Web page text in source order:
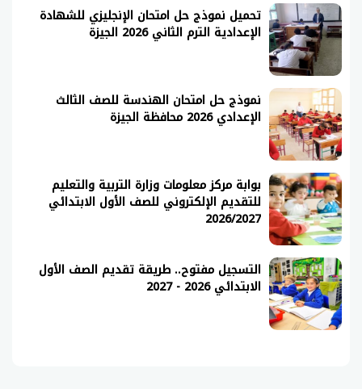
تحميل نموذج حل امتحان الإنجليزي للشهادة
الإعدادية الترم الثاني 2026 الجيزة
نموذج حل امتحان الهندسة للصف الثالث
الإعدادي 2026 محافظة الجيزة
بوابة مركز معلومات وزارة التربية والتعليم
للتقديم الإلكتروني للصف الأول الابتدائي
2026/2027
التسجيل مفتوح.. طريقة تقديم الصف الأول
الابتدائي 2026 - 2027